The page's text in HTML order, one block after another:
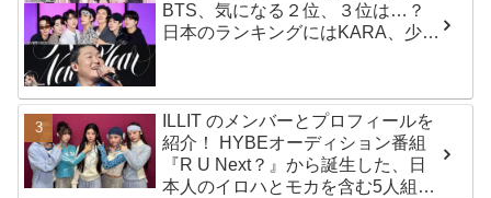
BTS、気になる２位、３位は…？
日本のランキングにはKARA、少女
ILLIT のメンバーとプロフィールを
紹介！ HYBEオーディション番組
『R U Next？』から誕生した、日
本人のイロハとモカを含む5人組ガ